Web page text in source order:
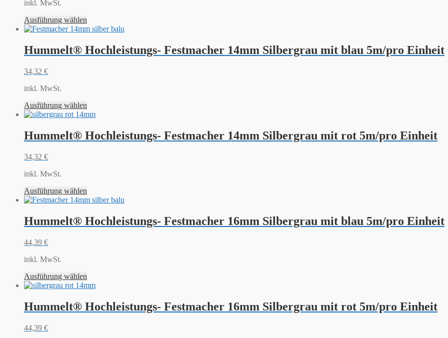
inkl. MwSt.
Ausführung wählen
Hummelt® Hochleistungs- Festmacher 14mm Silbergrau mit blau 5m/pro Einheit
34,32 €
inkl. MwSt.
Ausführung wählen
Hummelt® Hochleistungs- Festmacher 14mm Silbergrau mit rot 5m/pro Einheit
34,32 €
inkl. MwSt.
Ausführung wählen
Hummelt® Hochleistungs- Festmacher 16mm Silbergrau mit blau 5m/pro Einheit
44,39 €
inkl. MwSt.
Ausführung wählen
Hummelt® Hochleistungs- Festmacher 16mm Silbergrau mit rot 5m/pro Einheit
44,39 €